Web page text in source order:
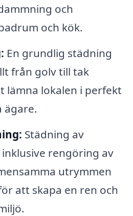
och
och kök.
En grundlig städning
från golv till tak
lämna lokalen i perfekt
ägare.
Städning av
rengöring av
utrymmen
att skapa en ren och